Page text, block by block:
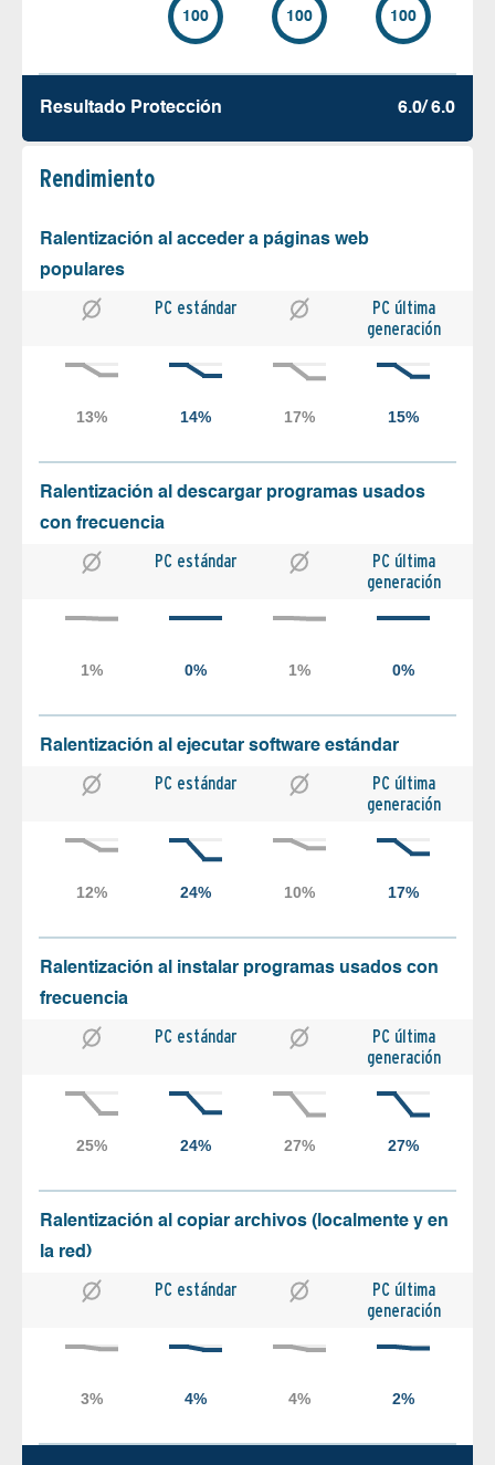
100 100 100
Resultado Protección 6.0/ 6.0
Rendimiento
Ralentización al acceder a páginas web
populares
PC estándar
PC última
generación
Ralentización al descargar programas usados
con frecuencia
PC estándar
PC última
generación
Ralentización al ejecutar software estándar
PC estándar
PC última
generación
Ralentización al instalar programas usados con
frecuencia
PC estándar
PC última
generación
Ralentización al copiar archivos (localmente y en
la red)
PC estándar
PC última
generación